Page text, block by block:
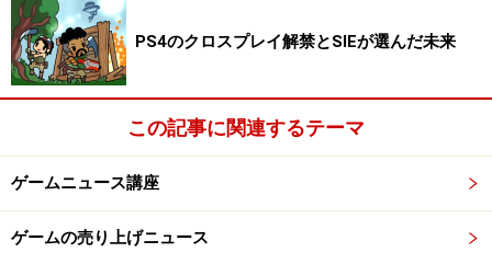
PS4のクロスプレイ解禁とSIEが選んだ未来
この記事に関連するテーマ
ゲームニュース講座
ゲームの売り上げニュース